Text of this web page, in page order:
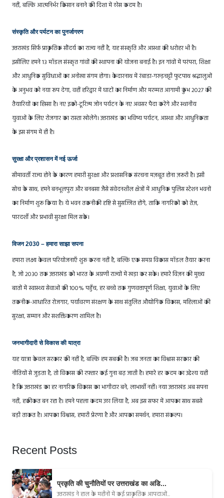
नहीं, बल्कि आत्मनिर्भर किसान बनाने की दिशा में ठोस कदम है।
संस्कृति और पर्यटन का पुनर्जागरण
उत्तराखंड सिर्फ़ प्राकृतिक सौंदर्य का राज्य नहीं है, यह संस्कृति और आस्था की धरोहर भी है।
इसीलिए हमने 13 मॉडल संस्कृत गांवों की स्थापना की योजना बनाई है। इन गांवों में परंपरा, शिक्षा
और आधुनिक सुविधाओं का अनोखा संगम होगा। केदारनाथ में रंबाडा-गरुड़चट्टी फुटपाथ श्रद्धालुओं
के अनुभव को नया रूप देगा, वहीं हरिद्वार में घाटों का निर्माण और मरम्मत आगामी कुंभ 2027 की
तैयारियों का हिस्सा है। नए इको-टूरिज्म जोन पर्यटन के नए अवसर पैदा करेंगे और स्थानीय
युवाओं के लिए रोजगार का रास्ता खोलेंगे। उत्तराखंड का भविष्य पर्यटन, आस्था और आधुनिकता
के इस संगम में ही है।
सुरक्षा और प्रशासन में नई ऊर्जा
सीमावर्ती राज्य होने के कारण हमारी सुरक्षा और प्रशासनिक संरचना मज़बूत होना ज़रूरी है। इसी
सोच के साथ, हमने बनभूलपुरा और बनबसा जैसे संवेदनशील क्षेत्रों में आधुनिक पुलिस स्टेशन भवनों
का निर्माण शुरू किया है। ये भवन तकनीकी दृष्टि से सुसज्जित होंगे, ताकि नागरिकों को तेज़,
पारदर्शी और प्रभावी सुरक्षा मिल सके।
विजन 2030 – हमारा साझा सपना
हमारा लक्ष्य केवल परियोजनाएँ शुरू करना नहीं है, बल्कि एक समग्र विकास मॉडल तैयार करना
है, जो 2030 तक उत्तराखंड को भारत के अग्रणी राज्यों में खड़ा कर सके। हमारे विज़न की मुख्य
बातों में स्वास्थ्य सेवाओं की 100% पहुँच, हर बच्चे तक गुणवत्तापूर्ण शिक्षा, युवाओं के लिए
तकनीक-आधारित रोजगार, पर्यावरण संरक्षण के साथ संतुलित औद्योगिक विकास, महिलाओं की
सुरक्षा, सम्मान और सशक्तिकरण शामिल है।
जनभागीदारी से विकास की यात्रा
यह यात्रा केवल सरकार की नहीं है, बल्कि हम सबकी है। जब जनता का विश्वास सरकार की
नीतियों से जुड़ता है, तो विकास की रफ़्तार कई गुना बढ़ जाती है। हमारे हर कदम का उद्देश्य यही
है कि उत्तराखंड का हर नागरिक विकास का भागीदार बने, लाभार्थी नहीं। नया उत्तराखंड अब सपना
नहीं, हकीकत बन रहा है। हमने पहला कदम उठा लिया है, अब इस सफर में आपका साथ सबसे
बड़ी ताकत है। आपका विश्वास, हमारी प्रेरणा है और आपका समर्थन, हमारा संकल्प।
Recent Posts
प्रकृति की चुनौतियों पर उत्तराखंड का अडि...
उत्तराखंड ने हाल के महीनों में कई प्राकृतिक आपदाओं...